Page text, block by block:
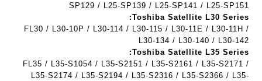
ב
ר
י
ת
SP129 / L25-SP139 / L25-SP141 / L25-SP151
Toshiba Satellite L30 Series:
FL30 / L30-10P / L30-114 / L30-115 / L30-11E / L30-11H /
L30-134 / L30-140 / L30-142
Toshiba Satellite L35 Series:
FL35 / L35-S1054 / L35-S2151 / L35-S2161 / L35-S2171 /
L35-S2174 / L35-S2194 / L35-S2316 / L35-S2366 / L35-